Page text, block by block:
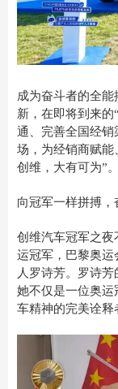
成为奋斗者的全
新，在即将到来的
通、完善全国经
场，为经销商赋能
创维，大有可为”。
向冠军一样拼搏，
创维汽车冠军之夜
运冠军，巴黎奥运
人罗诗芳。罗诗
她不仅是一位奥运
车精神的完美诠释